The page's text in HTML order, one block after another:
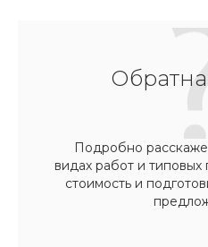
Подробно
видах работ и типовых
стоимость и